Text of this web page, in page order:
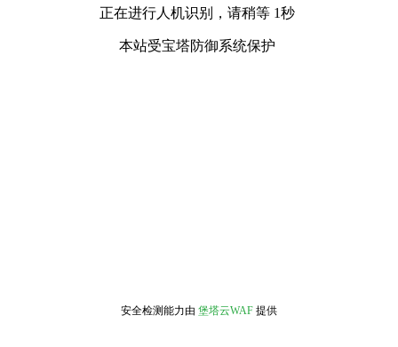
正在进行人机识别，请稍等 1秒
本站受宝塔防御系统保护
安全检测能力由 堡塔云WAF 提供